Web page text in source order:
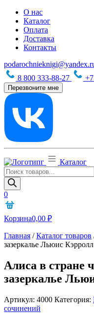
О нас
Каталог
Оплата
Доставка
Контакты
8 800 333-88-27
Перезвоните мне
Каталог
Поиск
товаров
0
Корзина0,00 ₽
Главная /Каталог товаров
зазеркалье Льюис Кэрролл
Алиса в стране
зазеркалье
Артикул: 4000 Категория:
сочинений